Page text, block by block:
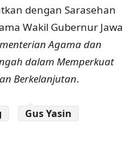
dengan Sarasehan
Wakil Gubernur Jawa
Agama dan
dalam Memperkuat
Berkelanjutan.
Gus Yasin